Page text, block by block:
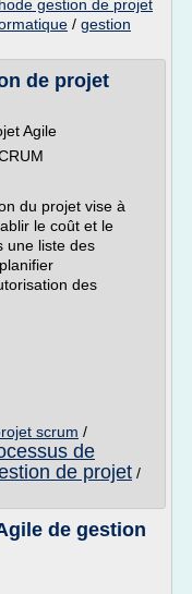
gestion de projet
/ gestion
de projet
Agile
du projet vise à
le coût et le
une liste des
des
scrum /
de
de projet /
de gestion